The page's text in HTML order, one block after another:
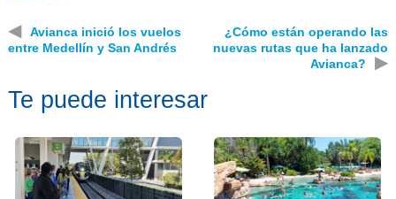
◀
Avianca inició los vuelos
entre Medellín y San Andrés
¿Cómo están operando las
nuevas rutas que ha lanzado
Avianca?
▶
Te puede interesar